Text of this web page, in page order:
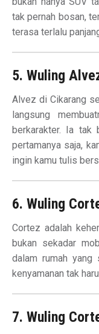
tak pernah bosan,
terasa terlalu
5. Wuling
Alvez di Cikarang
langsung
berkarakter. Ia tak
pertamanya saja,
ingin kamu tulis
6. Wuling
Cortez adalah
bukan sekadar
dalam rumah yang
kenyamanan tak
7. Wuling